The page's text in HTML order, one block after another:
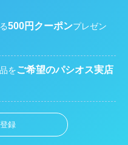
500円クーポンプレゼン
をご希望のパシオス実店
録